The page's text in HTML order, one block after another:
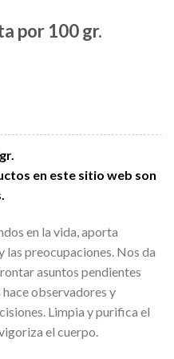
por 100 gr.
en este sitio web son
en la vida, aporta
las preocupaciones. Nos da
asuntos pendientes
hace observadores y
Limpia y purifica el
el cuerpo.